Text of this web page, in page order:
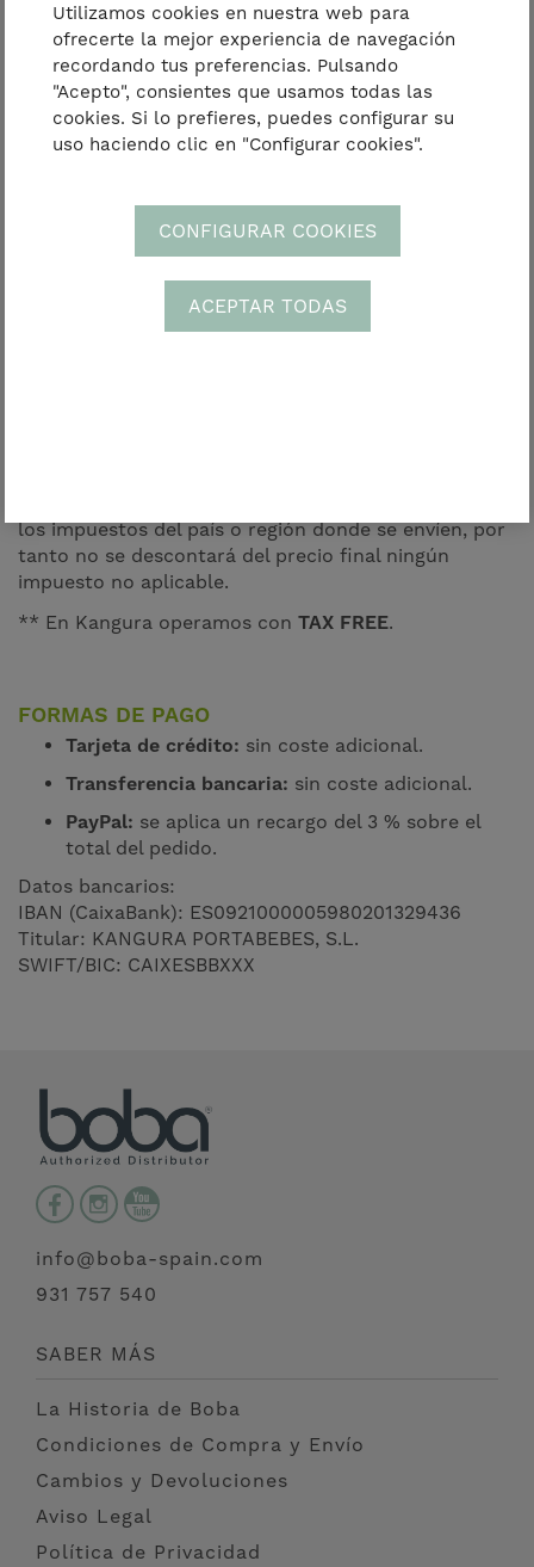
Zona 2: 27,95 € (Bulgaria, República Checa,
Hungría, Polonia, Rumanía, Eslovaquia,
Eslovenia, Dinamarca e Irlanda)
Zona 3: 32,95 € (Estonia, Finlandia, Grecia,
Letonia, Suecia, Suiza, Noruega y Lituania)
Envíos Internacionales:
Pedidos de 150 a 249,99 €: 139 €
los impuestos del país o región donde se envíen, por
tanto no se descontará del precio final ningún
impuesto no aplicable.
** En Kangura operamos con TAX FREE.
FORMAS DE PAGO
Tarjeta de crédito: sin coste adicional.
Transferencia bancaria: sin coste adicional.
PayPal: se aplica un recargo del 3 % sobre el
total del pedido.
Datos bancarios:
IBAN (CaixaBank): ES0921000005980201329436
Titular: KANGURA PORTABEBES, S.L.
SWIFT/BIC: CAIXESBBXXX
info@boba-spain.com
931 757 540
SABER MÁS
La Historia de Boba
Condiciones de Compra y Envío
Cambios y Devoluciones
Aviso Legal
Política de Privacidad
Utilizamos cookies en nuestra web para
ofrecerte la mejor experiencia de navegación
recordando tus preferencias. Pulsando
"Acepto", consientes que usamos todas las
cookies. Si lo prefieres, puedes configurar su
uso haciendo clic en "Configurar cookies".
CONFIGURAR COOKIES
ACEPTAR TODAS